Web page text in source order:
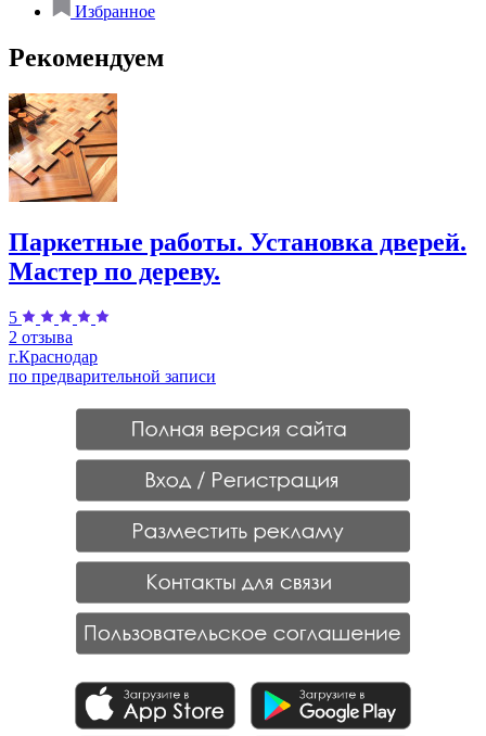
Избранное
Рекомендуем
Паркетные работы. Установка дверей.
Мастер по дереву.
5
2 отзыва
г.Краснодар
по предварительной записи